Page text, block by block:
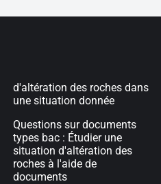
d'altération des roches dans
une situation donnée
Questions sur documents
types bac : Étudier une
situation d'altération des
roches à l'aide de
documents